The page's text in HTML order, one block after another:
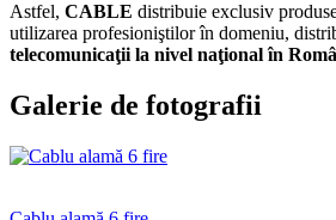
Astfel, CABLE distribuie exclusiv
utilizarea profesioniştilor în domeniu,
telecomunicaţii la nivel naţional în
Galerie de fotografii